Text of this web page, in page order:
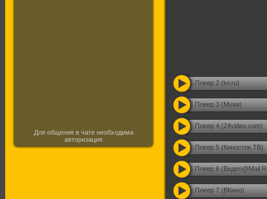
Для общения в чате необходима
авторизация
Плеер 2 (ivi.ru)
Плеер 3 (Муви)
Плеер 4 (24video.com)
Плеер 5 (Киносток.ТВ)
Плеер 6
Плеер 7 (ВКино)